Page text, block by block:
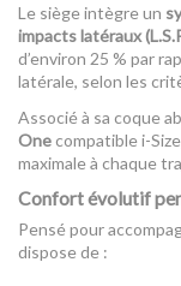
Le siège intègre un
impacts latéraux
d’environ 25 % par
latérale, selon les
Associé à sa coque
Onecompatible i-
maximale à chaque
Confort évolutif
Pensé pour
dispose de :